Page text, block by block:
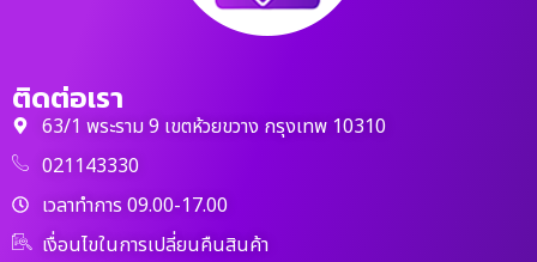
ติดต่อเรา
63/1 พระราม 9 เขตห้วยขวาง กรุงเทพ 10310
021143330
เวลาทำการ 09.00-17.00
เงื่อนไขในการเปลี่ยนคืนสินค้า